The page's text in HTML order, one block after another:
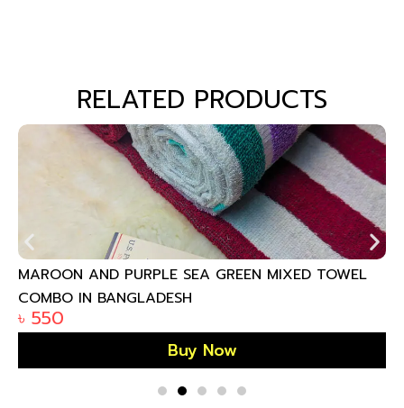
RELATED PRODUCTS
MAROON AND PURPLE SEA GREEN MIXED TOWEL
COMBO IN BANGLADESH
৳ 550
Buy Now